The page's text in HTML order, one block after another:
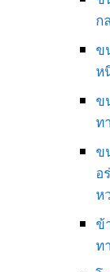
ก
ข
ห
ข
ท
ข
อ
ห
ข้
ท